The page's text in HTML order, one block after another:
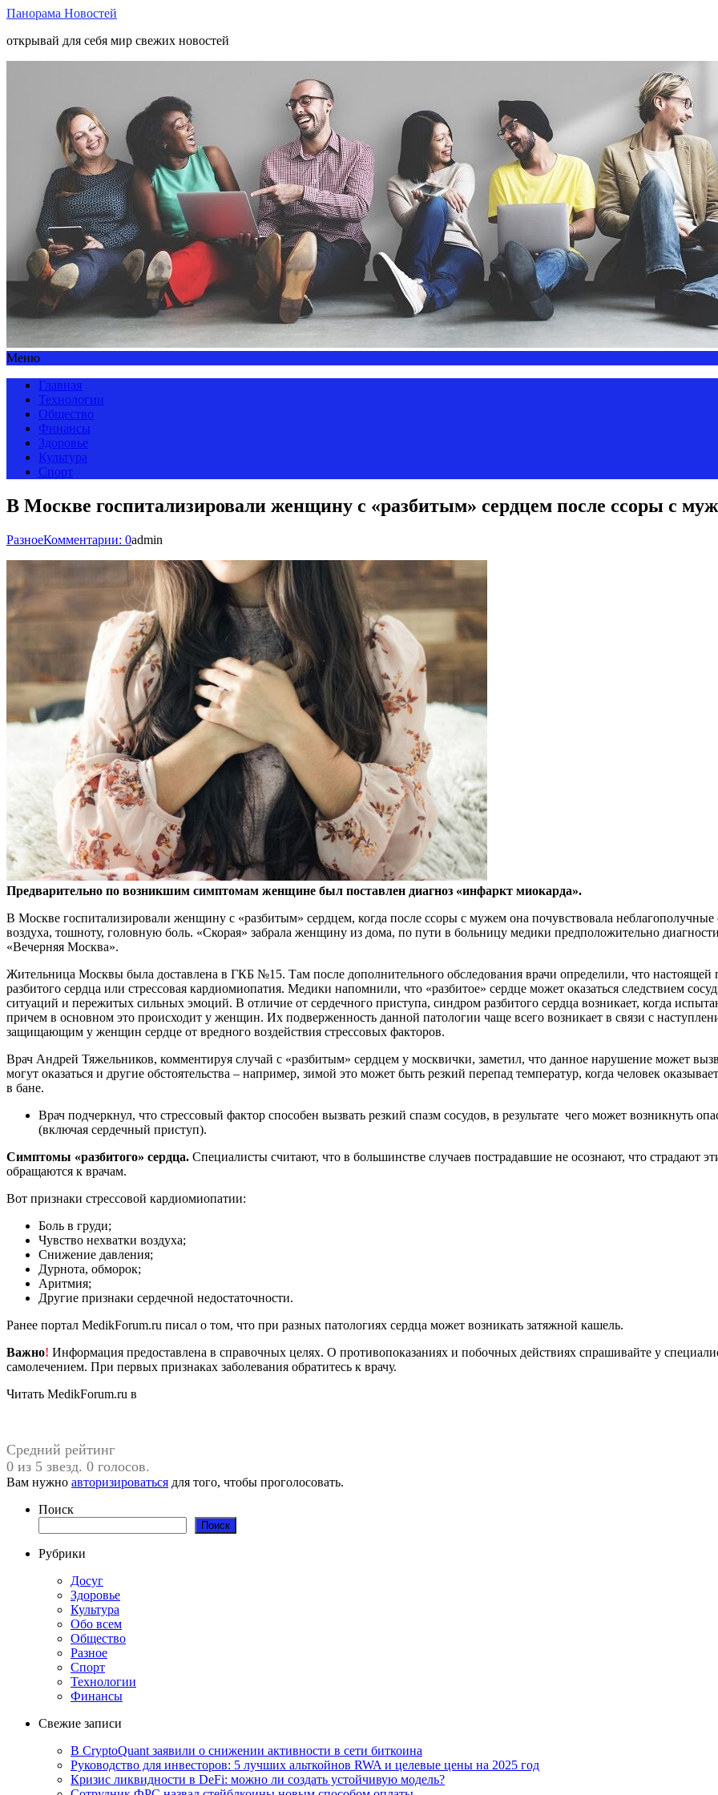
Панорама Новостей
открывай для себя мир свежих новостей
Меню
Главная
Технологии
Общество
Финансы
Здоровье
Культура
Спорт
В Москве госпитализировали женщину с «разбитым» сердцем после ссоры с
РазноеКомментарии: 0admin
Предварительно по возникшим симптомам женщине был поставлен диагноз «инфаркт миокарда».
В Москве госпитализировали женщину с «разбитым» сердцем, когда после ссоры с мужем она почувствовала
воздуха, тошноту, головную боль. «Скорая» забрала женщину из дома, по пути в больницу медики предположительно
«Вечерняя Москва».
Жительница Москвы была доставлена в ГКБ №15. Там после дополнительного обследования врачи определили, что
разбитого сердца или стрессовая кардиомиопатия. Медики напомнили, что «разбитое» сердце может оказаться следствием
ситуаций и пережитых сильных эмоций. В отличие от сердечного приступа, синдром разбитого сердца возникает, когда
причем в основном это происходит у женщин. Их подверженность данной патологии чаще всего возникает в связи с
защищающим у женщин сердце от вредного воздействия стрессовых факторов.
Врач Андрей Тяжельников, комментируя случай с «разбитым» сердцем у москвички, заметил, что данное нарушение может
могут оказаться и другие обстоятельства – например, зимой это может быть резкий перепад температур, когда человек
в бане.
Врач подчеркнул, что стрессовый фактор способен вызвать резкий спазм сосудов, в результате чего может возникнуть
(включая сердечный приступ).
Симптомы «разбитого» сердца. Специалисты считают, что в большинстве случаев пострадавшие не осознают, что
обращаются к врачам.
Вот признаки стрессовой кардиомиопатии:
Боль в груди;
Чувство нехватки воздуха;
Снижение давления;
Дурнота, обморок;
Аритмия;
Другие признаки сердечной недостаточности.
Ранее портал MedikForum.ru писал о том, что при разных патологиях сердца может возникать затяжной кашель.
Важно! Информация предоставлена в справочных целях. О противопоказаниях и побочных действиях спрашивайте у
самолечением. При первых признаках заболевания обратитесь к врачу.
Читать MedikForum.ru в
Средний рейтинг
0 из 5 звезд. 0 голосов.
Вам нужно авторизироваться для того, чтобы проголосовать.
Поиск
Поиск
Рубрики
Досуг
Здоровье
Культура
Обо всем
Общество
Разное
Спорт
Технологии
Финансы
Свежие записи
В CryptoQuant заявили о снижении активности в сети биткоина
Руководство для инвесторов: 5 лучших альткойнов RWA и целевые цены на 2025 год
Кризис ликвидности в DeFi: можно ли создать устойчивую модель?